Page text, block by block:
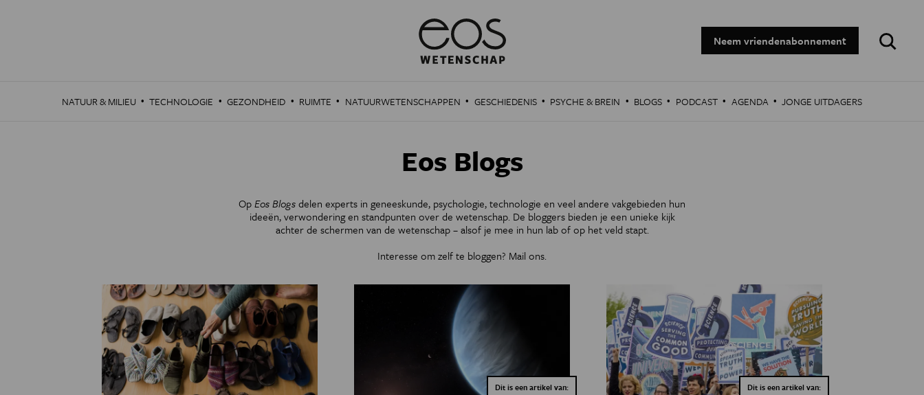
Neem vriendenabonnement
Zoeken:
NATUUR & MILIEU · TECHNOLOGIE · GEZONDHEID · RUIMTE · NATUURWETENSCHAPPEN · GESCHIEDENIS · PSYCHE & BREIN · BLOGS · PODCAST · AGENDA · JONGE UITDAGERS
Eos Blogs
OpEos Blogsdelen experts in geneeskunde, psychologie, technologie en veel andere vakgebieden hun
ideeën, verwondering en standpunten over de wetenschap. De bloggers bieden je een unieke kijk
achter de schermen van de wetenschap – alsof je mee in hun lab of op het veld stapt.
Interesse om zelf te bloggen? Mail ons.
Dit is een artikel van: Dit is een artikel van: